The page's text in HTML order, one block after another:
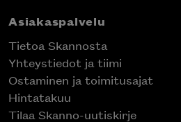
Asiakaspalvelu
Tietoa Skannosta
Yhteystiedot ja tiimi
Ostaminen ja toimitusajat
Hintatakuu
Tilaa Skanno-uutiskirje